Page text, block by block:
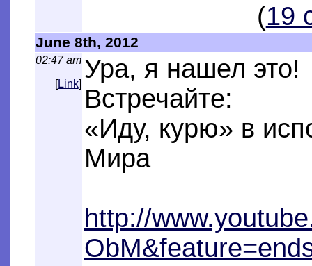
(19
June 8th, 2012
02:47 am
[Link]
Ура, я нашел это!
Встречайте:
«Иду, курю» в
Мира
http://